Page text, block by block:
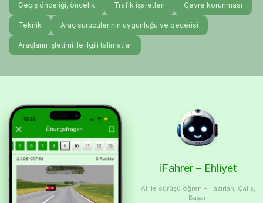
Geçiş önceliği, öncelik Trafik işaretleri Çevre korunması
Teknik Araç suruculerinin uygunluğu ve becerisi
Araçların işletimi ile ilgili talimatlar
iFahrer – Ehliyet
AI ile sürüşü öğren – Hazırlan, Çalış,
Başar!